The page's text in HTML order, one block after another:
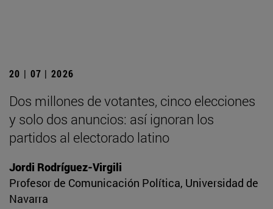
20 | 07 | 2026
Dos millones de votantes, cinco elecciones
y solo dos anuncios: así ignoran los
partidos al electorado latino
Jordi Rodríguez-Virgili
Profesor de Comunicación Política, Universidad de
Navarra